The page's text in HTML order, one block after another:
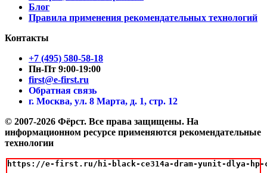
Блог
Правила применения рекомендательных технологий
Контакты
+7 (495) 580-58-18
Пн-Пт 9:00-19:00
first@e-first.ru
Обратная связь
г. Москва, ул. 8 Марта, д. 1, стр. 12
© 2007-2026 Фёрст. Все права защищены. На
информационном ресурсе применяются рекомендательные
технологии
https://e-first.ru/hi-black-ce314a-dram-yunit-dlya-hp-